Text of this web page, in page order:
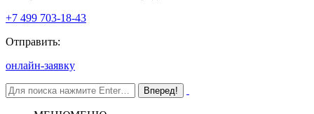
+7 499 703-18-43
Отправить:
онлайн-заявку